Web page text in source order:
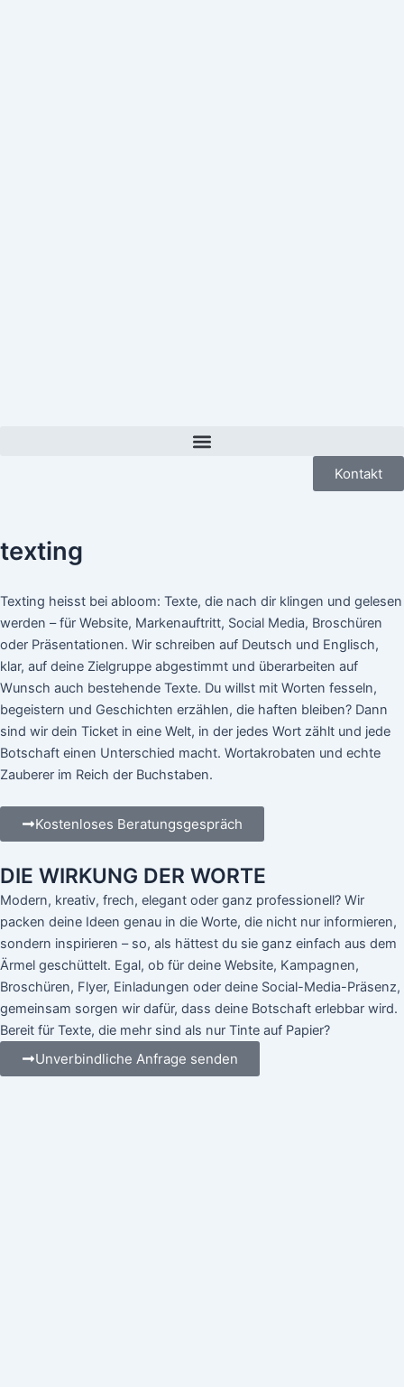
Kontakt
texting
Texting heisst bei abloom: Texte, die nach dir klingen und gelesen
werden – für Website, Markenauftritt, Social Media, Broschüren
oder Präsentationen. Wir schreiben auf Deutsch und Englisch,
klar, auf deine Zielgruppe abgestimmt und überarbeiten auf
Wunsch auch bestehende Texte. Du willst mit Worten fesseln,
begeistern und Geschichten erzählen, die haften bleiben? Dann
sind wir dein Ticket in eine Welt, in der jedes Wort zählt und jede
Botschaft einen Unterschied macht. Wortakrobaten und echte
Zauberer im Reich der Buchstaben.
Kostenloses Beratungsgespräch
DIE WIRKUNG DER WORTE
Modern, kreativ, frech, elegant oder ganz professionell? Wir
packen deine Ideen genau in die Worte, die nicht nur informieren,
sondern inspirieren – so, als hättest du sie ganz einfach aus dem
Ärmel geschüttelt. Egal, ob für deine Website, Kampagnen,
Broschüren, Flyer, Einladungen oder deine Social-Media-Präsenz,
gemeinsam sorgen wir dafür, dass deine Botschaft erlebbar wird.
Bereit für Texte, die mehr sind als nur Tinte auf Papier?
Unverbindliche Anfrage senden